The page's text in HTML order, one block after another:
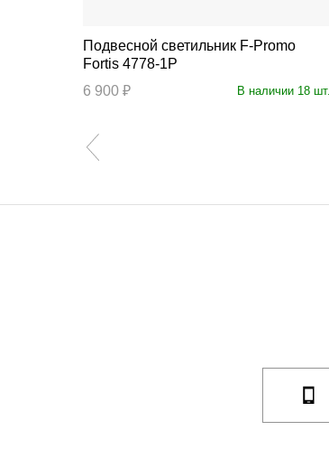
Подвесной светильник F-Promo
Fortis 4778-1P
6 900 ₽
В наличии 18 шт.